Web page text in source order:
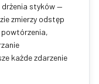
drżenia styków —
zmierzy odstęp
powtórzenia,
każde zdarzenie